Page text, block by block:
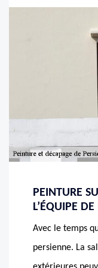
PEINTURE
L’ÉQUIPE
Avec le temps
persienne. La